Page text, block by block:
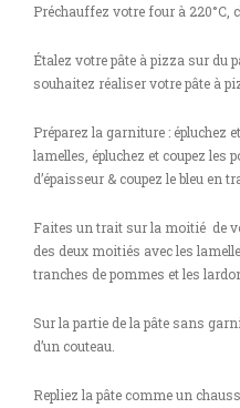
Préchauffez votre four à 220°C,
Étalez votre pâte à pizza sur du
souhaitez réaliser votre pâte à
Préparez la garniture : épluchez
lamelles, épluchez et coupez les
d’épaisseur & coupez le bleu en
Faites un trait sur la moitié de
des deux moitiés avec les
tranches de pommes et les
Sur la partie de la pâte sans
d’un couteau.
Repliez la pâte comme un